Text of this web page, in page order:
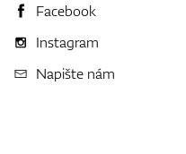
Facebook
Instagram
Napište nám